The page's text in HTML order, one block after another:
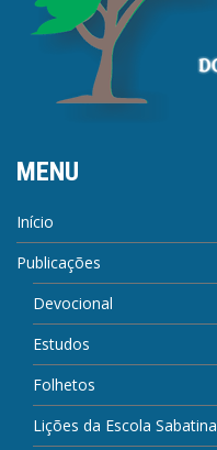
MENU
Início
Publicações
Devocional
Estudos
Folhetos
Lições da Escola Sabatina